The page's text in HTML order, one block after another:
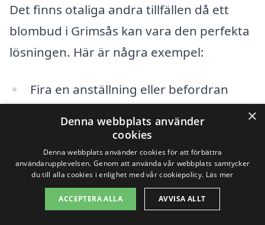
Det finns otaliga andra tillfällen då ett
blombud i Grimsås kan vara den perfekta
lösningen. Här är några exempel:
Fira en anställning eller befordran
Överraska en vän med en ”bara
because”-bukett
Uppvakta på alla hjärtans dag eller
andra kärleksfulla tillfällen
×
Denna webbplats använder
cookies
Denna webbplats använder cookies för att förbättra
användarupplevelsen. Genom att använda vår webbplats samtycker
du till alla cookies i enlighet med vår cookiepolicy. Läs mer
ACCEPTERA ALLA AVVISA ALLT